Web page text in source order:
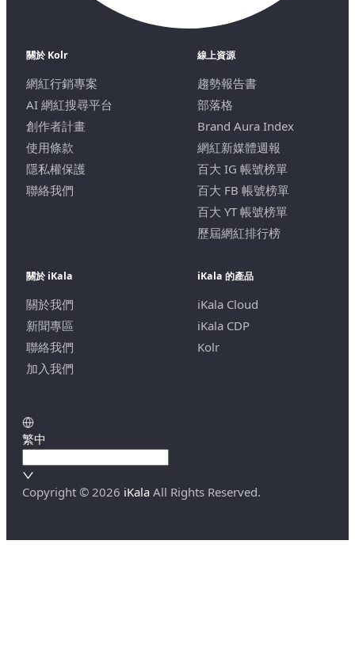
關於 Kolr
網紅行銷專案
AI 網紅搜尋平台
創作者計畫
使用條款
隱私權保護
聯絡我們
線上資源
趨勢報告書
部落格
Brand Aura Index
網紅新媒體週報
百大 IG 帳號榜單
百大 FB 帳號榜單
百大 YT 帳號榜單
歷屆網紅排行榜
關於 iKala
關於我們
新聞專區
聯絡我們
加入我們
iKala 的產品
iKala Cloud
iKala CDP
Kolr
繁中
Copyright © 2026 iKala All Rights Reserved.